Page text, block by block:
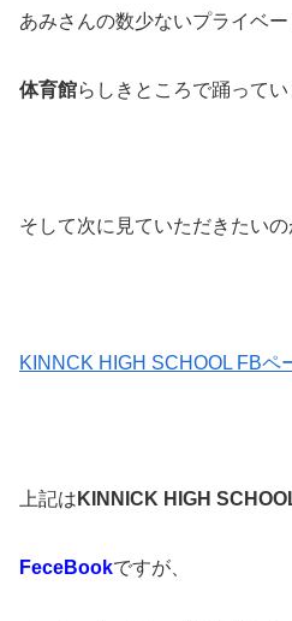
あみさんの数少ないプライベー
体育館らしきところで踊ってい
そして次に見ていただきたいの
KINNCK HIGH SCHOOL FBペ
上記は KINNICK HIGH
FeceBookですが、